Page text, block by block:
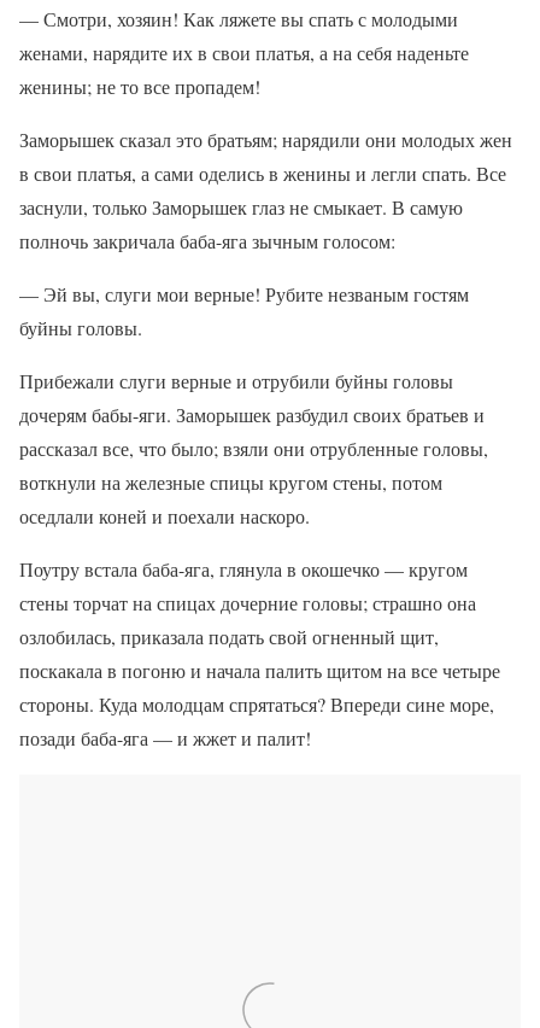
— Смотри, хозяин! Как ляжете вы спать с молодыми
женами, нарядите их в свои платья, а на себя наденьте
женины; не то все пропадем!
Заморышек сказал это братьям; нарядили они молодых жен
в свои платья, а сами оделись в женины и легли спать. Все
заснули, только Заморышек глаз не смыкает. В самую
полночь закричала баба-яга зычным голосом:
— Эй вы, слуги мои верные! Рубите незваным гостям
буйны головы.
Прибежали слуги верные и отрубили буйны головы
дочерям бабы-яги. Заморышек разбудил своих братьев и
рассказал все, что было; взяли они отрубленные головы,
воткнули на железные спицы кругом стены, потом
оседлали коней и поехали наскоро.
Поутру встала баба-яга, глянула в окошечко — кругом
стены торчат на спицах дочерние головы; страшно она
озлобилась, приказала подать свой огненный щит,
поскакала в погоню и начала палить щитом на все четыре
стороны. Куда молодцам спрятаться? Впереди сине море,
позади баба-яга — и жжет и палит!